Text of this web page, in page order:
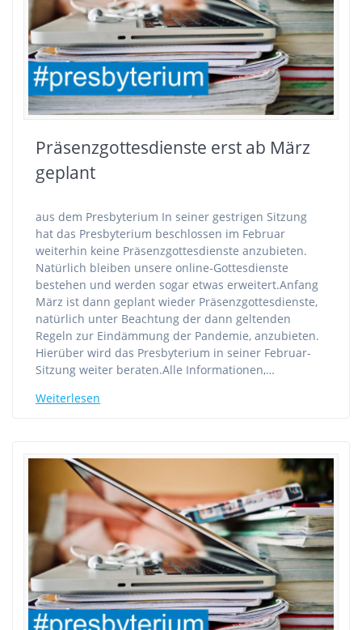
Präsenzgottesdienste erst ab März
geplant
aus dem Presbyterium In seiner gestrigen Sitzung
hat das Presbyterium beschlossen im Februar
weiterhin keine Präsenzgottesdienste anzubieten.
Natürlich bleiben unsere online-Gottesdienste
bestehen und werden sogar etwas erweitert.Anfang
März ist dann geplant wieder Präsenzgottesdienste,
natürlich unter Beachtung der dann geltenden
Regeln zur Eindämmung der Pandemie, anzubieten.
Hierüber wird das Presbyterium in seiner Februar-
Sitzung weiter beraten.Alle Informationen,…
Weiterlesen